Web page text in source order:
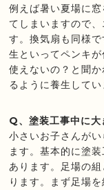
例えば暑い夏場に
てしまいますので
す。換気扇も同様
生といってペンキ
使えないの？と聞
るように養生してい
Q、塗装工事中に大
小さいお子さんが
ます。基本的に塗
あります。足場の
ります。まず足場